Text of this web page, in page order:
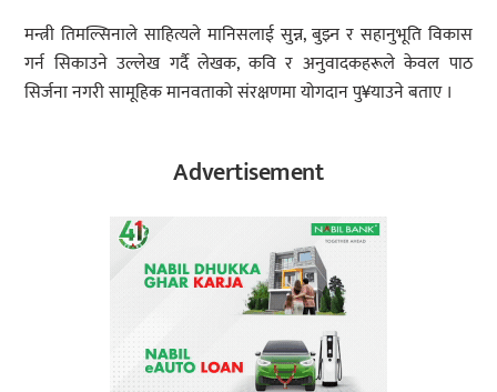
मन्त्री तिमल्सिनाले साहित्यले मानिसलाई सुन्न, बुझ्न र सहानुभूति विकास
गर्न सिकाउने उल्लेख गर्दै लेखक, कवि र अनुवादकहरूले केवल पाठ
सिर्जना नगरी सामूहिक मानवताको संरक्षणमा योगदान पु¥याउने बताए ।
Advertisement